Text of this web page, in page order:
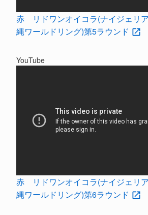
赤 リドワンオイコラ(ナイジェリ
縄ワールドリング)第5ラウンド
YouTube
赤 リドワンオイコラ(ナイジェリ
縄ワールドリング)第6ラウンド